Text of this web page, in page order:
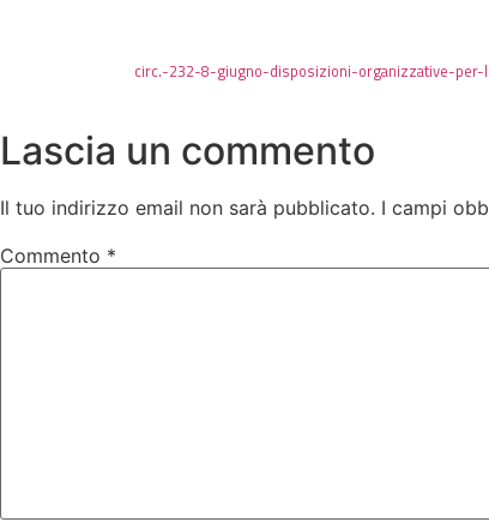
circ.-232-8-giugno-disposizioni-organizzative-
Lascia un commento
Il tuo indirizzo email non sarà pubblicato. I campi
Commento *